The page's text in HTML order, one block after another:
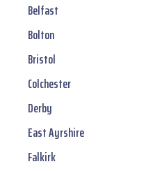
Belfast
Bolton
Bristol
Colchester
Derby
East Ayrshire
Falkirk